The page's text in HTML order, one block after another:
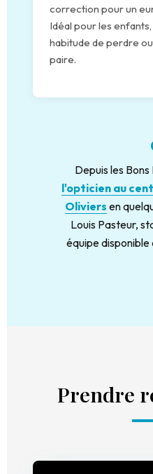
correction pour un
Idéal pour les
habitude de perdre
paire.
Depuis les
l'opticien au
Oliviers en
Louis Pasteur,
équipe disponible
Prendre